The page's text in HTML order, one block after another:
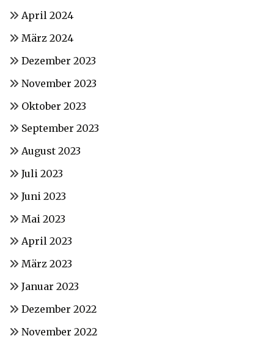
April 2024
März 2024
Dezember 2023
November 2023
Oktober 2023
September 2023
August 2023
Juli 2023
Juni 2023
Mai 2023
April 2023
März 2023
Januar 2023
Dezember 2022
November 2022